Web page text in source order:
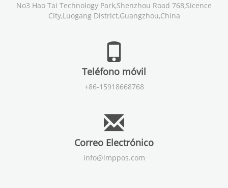
No3 Hao Tai Technology Park,Shenzhou Road 768,Sicence
City,Luogang District,Guangzhou,China
Teléfono móvil
+86-15918668768
Correo Electrónico
info@lmppos.com